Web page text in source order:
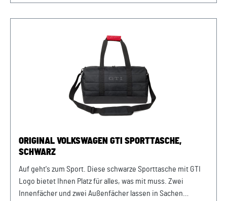
oder 5G0.601.171. Die Kompatibilität sollte vorab geprüft
Nach der Montage solltest Du unbedingt darauf achten, dass
die Nabenkappen korrekt und fest in der Felge sitzen. Unser
Service für Dich: Um Fehlkäufe zu vermeiden, bieten wir Dir
die Möglichkeit, uns vor Deiner Bestellung oder in der
Kaufabwicklung die 17-stellige Fahrgestellnummer (Bsp.
Deinem Fahrzeug passt.
ORIGINAL VOLKSWAGEN GTI SPORTTASCHE,
SCHWARZ
Auf geht's zum Sport. Diese schwarze Sporttasche mit GTI
Logo bietet Ihnen Platz für alles, was mit muss. Zwei
Innenfächer und zwei Außenfächer lassen in Sachen